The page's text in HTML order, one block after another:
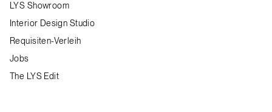
LYS Showroom
Interior Design Studio
Requisiten-Verleih
Jobs
The LYS Edit